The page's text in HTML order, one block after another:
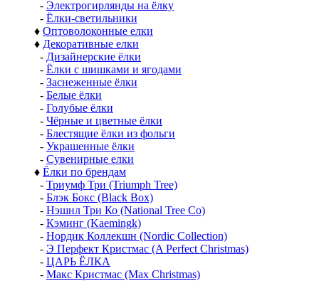
- Электрогирлянды на ёлку
- Ёлки-светильники
♦ Оптоволоконные елки
♦ Декоративные елки
- Дизайнерские ёлки
- Ёлки с шишками и ягодами
- Заснеженные ёлки
- Белые ёлки
- Голубые ёлки
- Чёрные и цветные ёлки
- Блестящие ёлки из фольги
- Украшенные ёлки
- Сувенирные елки
♦ Ёлки по брендам
- Триумф Три (Triumph Tree)
- Блэк Бокс (Black Box)
- Нэшнл Три Ко (National Tree Co)
- Кэминг (Kaemingk)
- Нордик Коллекшн (Nordic Collection)
- Э Перфект Кристмас (A Perfect Christmas)
- ЦАРЬ ЁЛКА
- Макс Кристмас (Max Christmas)